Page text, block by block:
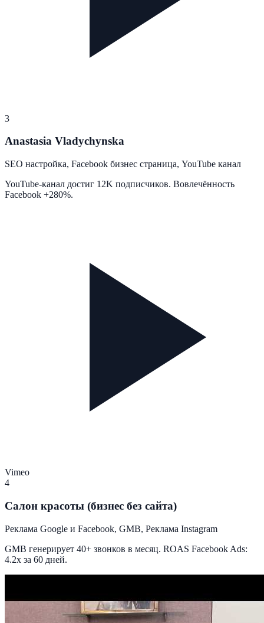
3
Anastasia Vladychynska
SEO настройка, Facebook бизнес страница, YouTube канал
YouTube-канал достиг 12K подписчиков. Вовлечённость
Facebook +280%.
Vimeo
4
Салон красоты (бизнес без сайта)
Реклама Google и Facebook, GMB, Реклама Instagram
GMB генерирует 40+ звонков в месяц. ROAS Facebook Ads:
4.2x за 60 дней.